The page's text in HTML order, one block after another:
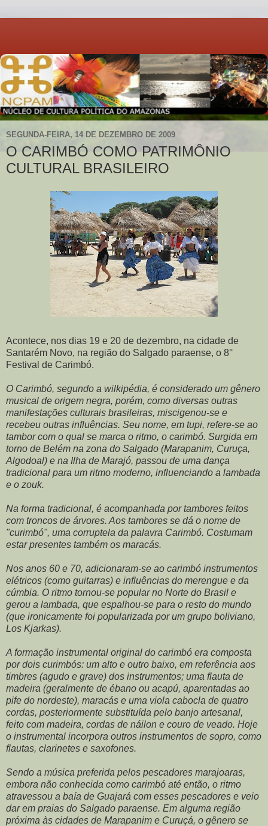
SEGUNDA-FEIRA, 14 DE DEZEMBRO DE 2009
O CARIMBÓ COMO PATRIMÔNIO
CULTURAL BRASILEIRO
Acontece, nos dias 19 e 20 de dezembro, na cidade de
Santarém Novo, na região do Salgado paraense, o 8°
Festival de Carimbó.
O Carimbó, segundo a wilkipédia, é considerado um gênero
musical de origem negra, porém, como diversas outras
manifestações culturais brasileiras, miscigenou-se e
recebeu outras influências. Seu nome, em tupi, refere-se ao
tambor com o qual se marca o ritmo, o carimbó. Surgida em
torno de Belém na zona do Salgado (Marapanim, Curuça,
Algodoal) e na Ilha de Marajó, passou de uma dança
tradicional para um ritmo moderno, influenciando a lambada
e o zouk.
Na forma tradicional, é acompanhada por tambores feitos
com troncos de árvores. Aos tambores se dá o nome de
"curimbó", uma corruptela da palavra Carimbó. Costumam
estar presentes também os maracás.
Nos anos 60 e 70, adicionaram-se ao carimbó instrumentos
elétricos (como guitarras) e influências do merengue e da
cúmbia. O ritmo tornou-se popular no Norte do Brasil e
gerou a lambada, que espalhou-se para o resto do mundo
(que ironicamente foi popularizada por um grupo boliviano,
Los Kjarkas).
A formação instrumental original do carimbó era composta
por dois curimbós: um alto e outro baixo, em referência aos
timbres (agudo e grave) dos instrumentos; uma flauta de
madeira (geralmente de ébano ou acapú, aparentadas ao
pife do nordeste), maracás e uma viola cabocla de quatro
cordas, posteriormente substituída pelo banjo artesanal,
feito com madeira, cordas de náilon e couro de veado. Hoje
o instrumental incorpora outros instrumentos de sopro, como
flautas, clarinetes e saxofones.
Sendo a música preferida pelos pescadores marajoaras,
embora não conhecida como carimbó até então, o ritmo
atravessou a baía de Guajará com esses pescadores e veio
dar em praias do Salgado paraense. Em alguma região
próxima às cidades de Marapanim e Curuçá, o gênero se